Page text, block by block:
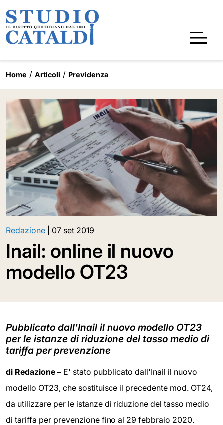
Home Articoli Previdenza
Redazione 07 set 2019
Inail: online il nuovo
modello OT23
Pubblicato dall'Inail il nuovo modello OT23
per le istanze di riduzione del tasso medio di
tariffa per prevenzione
di Redazione – E' stato pubblicato dall'Inail il nuovo
modello OT23, che sostituisce il precedente mod. OT24,
da utilizzare per le istanze di riduzione del tasso medio
di tariffa per prevenzione fino al 29 febbraio 2020.